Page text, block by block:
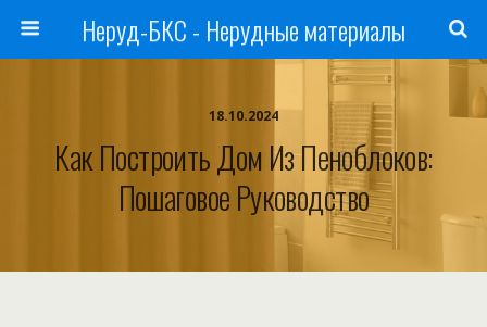
Неруд-БКС - Нерудные материалы
18.10.2024
Как Построить Дом Из Пеноблоков:
Пошаговое Руководство